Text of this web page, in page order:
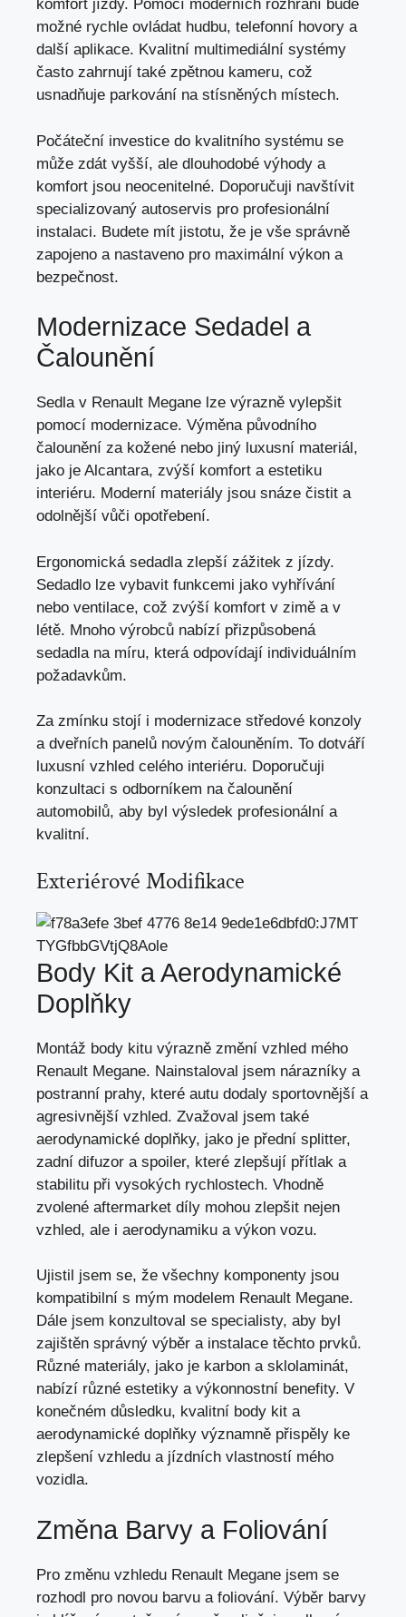
komfort jízdy. Pomocí moderních rozhraní bude
možné rychle ovládat hudbu, telefonní hovory a
další aplikace. Kvalitní multimediální systémy
často zahrnují také zpětnou kameru, což
usnadňuje parkování na stísněných místech.
Počáteční investice do kvalitního systému se
může zdát vyšší, ale dlouhodobé výhody a
komfort jsou neocenitelné. Doporučuji navštívit
specializovaný autoservis pro profesionální
instalaci. Budete mít jistotu, že je vše správně
zapojeno a nastaveno pro maximální výkon a
bezpečnost.
Modernizace Sedadel a
Čalounění
Sedla v Renault Megane lze výrazně vylepšit
pomocí modernizace. Výměna původního
čalounění za kožené nebo jiný luxusní materiál,
jako je Alcantara, zvýší komfort a estetiku
interiéru. Moderní materiály jsou snáze čistit a
odolnější vůči opotřebení.
Ergonomická sedadla zlepší zážitek z jízdy.
Sedadlo lze vybavit funkcemi jako vyhřívání
nebo ventilace, což zvýší komfort v zimě a v
létě. Mnoho výrobců nabízí přizpůsobená
sedadla na míru, která odpovídají individuálním
požadavkům.
Za zmínku stojí i modernizace středové konzoly
a dveřních panelů novým čalouněním. To dotváří
luxusní vzhled celého interiéru. Doporučuji
konzultaci s odborníkem na čalounění
automobilů, aby byl výsledek profesionální a
kvalitní.
Exteriérové Modifikace
Body Kit a Aerodynamické
Doplňky
Montáž body kitu výrazně změní vzhled mého
Renault Megane. Nainstaloval jsem nárazníky a
postranní prahy, které autu dodaly sportovnější a
agresivnější vzhled. Zvažoval jsem také
aerodynamické doplňky, jako je přední splitter,
zadní difuzor a spoiler, které zlepšují přítlak a
stabilitu při vysokých rychlostech. Vhodně
zvolené aftermarket díly mohou zlepšit nejen
vzhled, ale i aerodynamiku a výkon vozu.
Ujistil jsem se, že všechny komponenty jsou
kompatibilní s mým modelem Renault Megane.
Dále jsem konzultoval se specialisty, aby byl
zajištěn správný výběr a instalace těchto prvků.
Různé materiály, jako je karbon a sklolaminát,
nabízí různé estetiky a výkonnostní benefity. V
konečném důsledku, kvalitní body kit a
aerodynamické doplňky významně přispěly ke
zlepšení vzhledu a jízdních vlastností mého
vozidla.
Změna Barvy a Foliování
Pro změnu vzhledu Renault Megane jsem se
rozhodl pro novou barvu a foliování. Výběr barvy